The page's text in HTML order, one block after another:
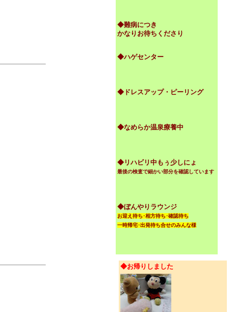
◆難病につき
かなりお待ちくださり
◆ハゲセンター
◆ドレスアップ・ピーリング
◆なめらか温泉療養中
◆リハビリ中もぅ少しにょ
最後の検査で細かい部分を確認しています
◆ぼんやりラウンジ
お迎え待ち･相方待ち･確認待ち
一時帰宅･出発待ち合せのみんな様
◆お帰りしました